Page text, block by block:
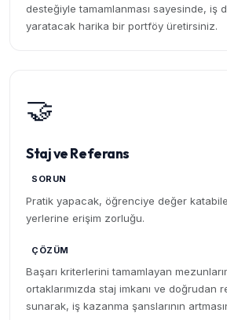
desteğiyle tamamlanması sayesinde, iş
yaratacak harika bir portföy üretirsiniz.
🤝
Staj ve Referans
SORUN
Pratik yapacak, öğrenciye değer
yerlerine erişim zorluğu.
ÇÖZÜM
Başarı kriterlerini tamamlayan
ortaklarımızda staj imkanı ve doğrudan
sunarak, iş kazanma şanslarının